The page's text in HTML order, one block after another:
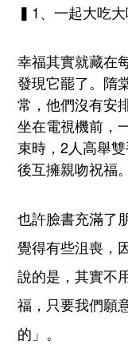
▍1、一起大吃
幸福其實就藏在
發現它罷了。隋
常，他們沒有安
坐在電視機前，
束時，2人高舉
後互擁親吻祝福。
也許臉書充滿了
覺得有些沮喪，
說的是，其實不
福，只要我們願
的」。